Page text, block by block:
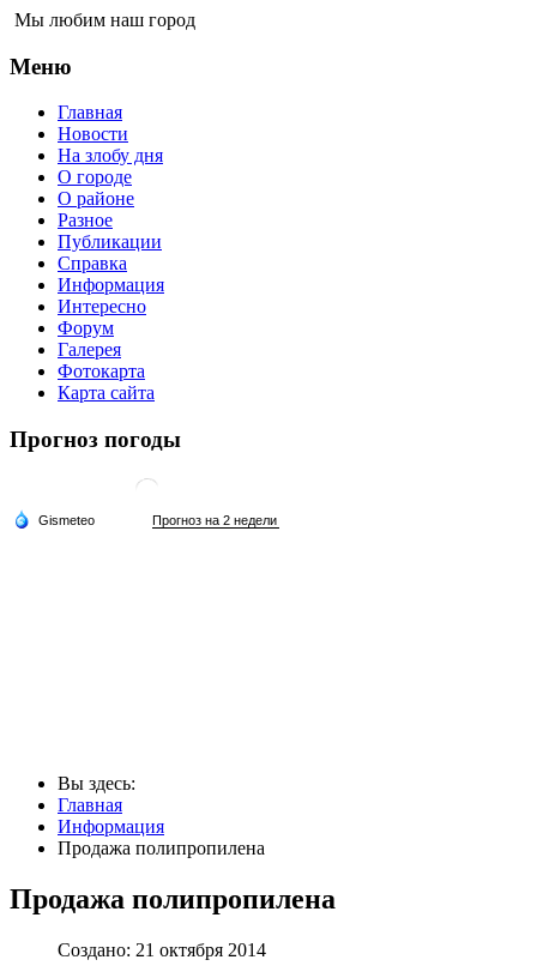
Мы любим наш город
Меню
Главная
Новости
На злобу дня
О городе
О районе
Разное
Публикации
Справка
Информация
Интересно
Форум
Галерея
Фотокарта
Карта сайта
Прогноз погоды
Вы здесь:
Главная
Информация
Продажа полипропилена
Продажа полипропилена
Создано: 21 октября 2014